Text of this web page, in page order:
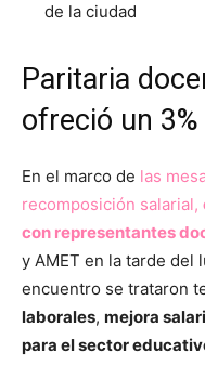
de la ciudad
Paritaria
ofreció un
En el marco de las
recomposición salarial,
con representantes
y AMET en la tarde del
encuentro se trataron
laborales, mejora
para el sector